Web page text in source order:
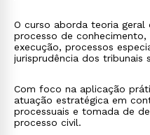
O curso aborda teoria geral
processo de conhecimento,
execução, processos
jurisprudência dos tribunais
Com foco na aplicação
atuação estratégica em
processuais e tomada de
processo civil.